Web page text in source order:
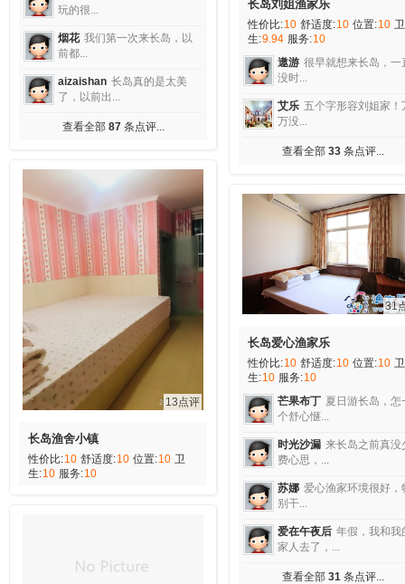
玩的很...
烟花 我们第一次来长岛，以
前都...
aizaishan 长岛真的是太美
了，以前出...
查看全部 87条点评...
13点评
长岛渔舍小镇
性价比:10 舒适度:10 位置:10 卫
生:10 服务:10
长岛刘姐渔家乐
性价比:10 舒适度:10 位置:10 卫
生:9.94 服务:10
遨游 很早就想来长岛，一
没时...
艾乐 五个字形容刘姐家！
万没...
查看全部 33条点评...
31
长岛爱心渔家乐
性价比:10 舒适度:10 位置:10 卫
生:10 服务:10
芒果布丁 夏日游长岛，怎
个舒心惬...
时光沙漏 来长岛之前真没
费心思，...
苏娜 爱心渔家环境很好，
别干...
爱在午夜后 年假，我和我
家人去了，...
查看全部 31条点评...